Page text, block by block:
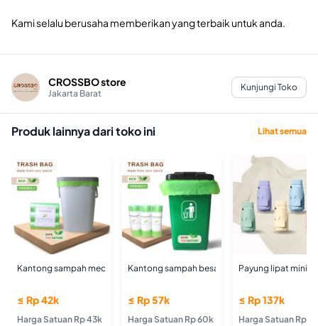
Kami selalu berusaha memberikan yang terbaik untuk anda.
CROSSBO store
Jakarta Barat
Kunjungi Toko
Produk lainnya dari toko ini Lihat semua
Kantong sampah medium terurai sendiri (Biodegradable medium trash
≤ Rp 42k
Harga Satuan Rp 43k
Kantong sampah besar ramah lingkungan
≤ Rp 57k
Harga Satuan Rp 60k
Payung lipat mini
≤ Rp 137k
Harga Satuan Rp